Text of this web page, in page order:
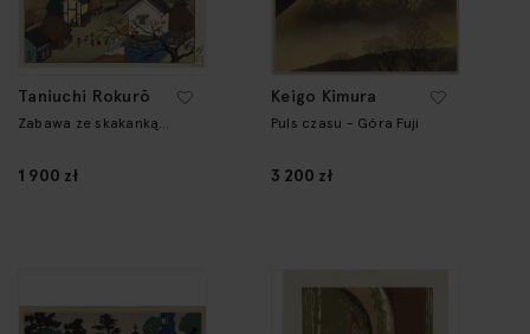
Taniuchi Rokurō
Zabawa ze skakanką
1 900 zł
Keigo Kimura
Puls czasu - Góra Fuji
3 200 zł